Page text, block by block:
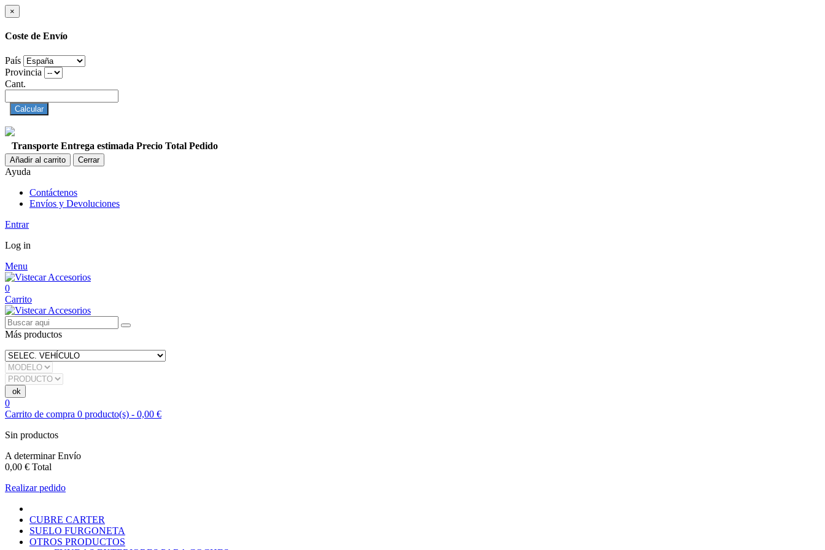
×
Coste de Envío
País
Provincia
Cant.
Calcular
Transporte Entrega estimada Precio Total Pedido
Añadir al carrito Cerrar
Ayuda
Contáctenos
Envíos y Devoluciones
Entrar
Log in
Menu
0
Carrito
Más productos
0
Carrito de compra 0 producto(s) - 0,00 €
Sin productos
A determinarEnvío
0,00 € Total
Realizar pedido
CUBRE CARTER
SUELO FURGONETA
OTROS PRODUCTOS